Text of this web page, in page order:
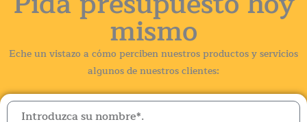
mismo
Eche un vistazo a cómo perciben nuestros productos y servicios
algunos de nuestros clientes: